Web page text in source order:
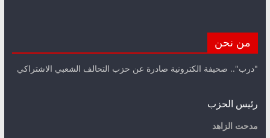
من نحن
"درب".. صحيفة الكترونية صادرة عن حزب التحالف الشعبي الاشتراكي
رئيس الحزب
مدحت الزاهد